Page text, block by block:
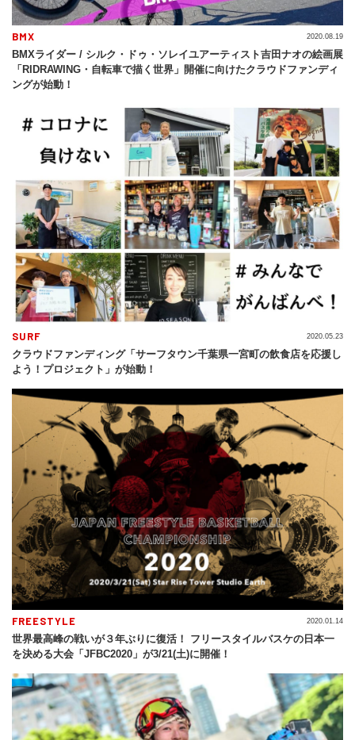
BMX
BMXライダー / シルク・ドゥ・ソレイユアーティスト吉田ナオの絵画展
「RIDRAWING・自転車で描く世界」開催に向けたクラウドファンディ
ングが始動！
2020.08.19
SURF
クラウドファンディング「サーフタウン千葉県一宮町の飲食店を応援し
よう！プロジェクト」が始動！
2020.05.23
FREESTYLE
世界最高峰の戦いが３年ぶりに復活！ フリースタイルバスケの日本一
を決める大会「JFBC2020」が3/21(土)に開催！
2020.01.14